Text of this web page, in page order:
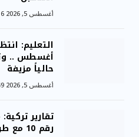
أغسطس 5, 2026 3:16 م
التعليم:
أغسطس ..
حالياً مزيفة
أغسطس 5, 2026 2:49 م
تقارير
رقم 10 مع طرابزون سبور